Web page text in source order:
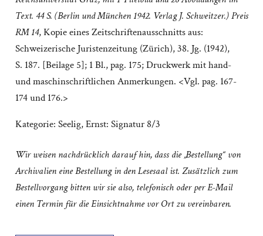
Text. 44 S. (Berlin und München 1942. Verlag J. Schweitzer.) Preis
RM 14, Kopie eines Zeitschriftenausschnitts aus:
Schweizerische Juristenzeitung (Zürich), 38. Jg. (1942),
S. 187. [Beilage 5]; 1 Bl., pag. 175; Druckwerk mit hand-
und maschinschriftlichen Anmerkungen. <Vgl. pag. 167-
174 und 176.>
Kategorie: Seelig, Ernst: Signatur 8/3
Wir weisen nachdrücklich darauf hin, dass die „Bestellung“ von
Archivalien eine Bestellung in den Lesesaal ist. Zusätzlich zum
Bestellvorgang bitten wir sie also, telefonisch oder per E-Mail
einen Termin für die Einsichtnahme vor Ort zu vereinbaren.